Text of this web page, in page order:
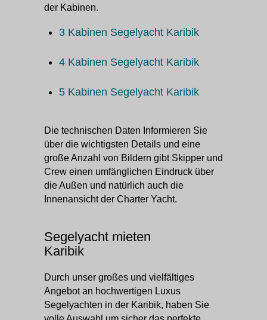
der Kabinen.
3 Kabinen Segelyacht Karibik
4 Kabinen Segelyacht Karibik
5 Kabinen Segelyacht Karibik
Die technischen Daten Informieren Sie
über die wichtigsten Details und eine
große Anzahl von Bildern gibt Skipper und
Crew einen umfänglichen Eindruck über
die Außen und natürlich auch die
Innenansicht der Charter Yacht.
Segelyacht mieten
Karibik
Durch unser großes und vielfältiges
Angebot an hochwertigen Luxus
Segelyachten in der Karibik, haben Sie